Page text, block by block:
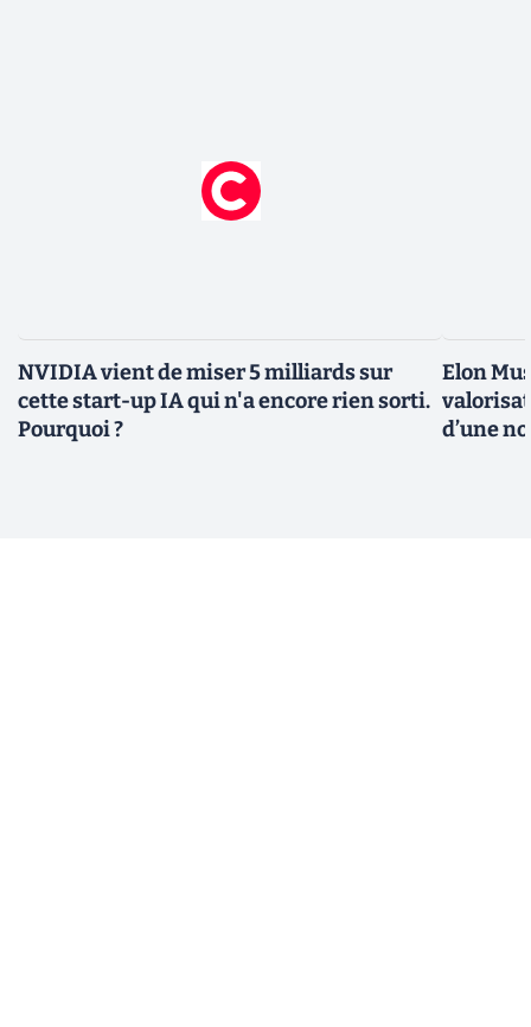
NVIDIA vient de miser 5 milliards sur
cette start-up IA qui n'a encore rien sorti.
Pourquoi ?
Elon
d’une